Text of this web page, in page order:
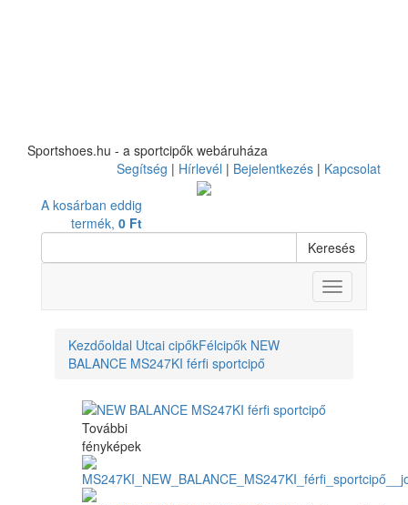
Sportshoes.hu - a sportcipők webáruháza
Segítség | Hírlevél | Bejelentkezés | Kapcsolat
A kosárban eddig
termék, 0 Ft
Keresés
Toggle
navigation
Kezdőoldal Utcai cipőkFélcipők NEW
BALANCE MS247KI férfi sportcipő
További
fényképek